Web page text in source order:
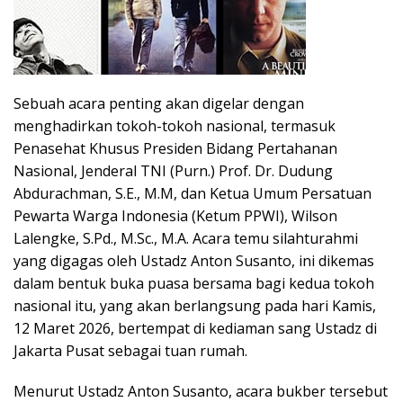
Sebuah acara penting akan digelar dengan
menghadirkan tokoh-tokoh nasional, termasuk
Penasehat Khusus Presiden Bidang Pertahanan
Nasional, Jenderal TNI (Purn.) Prof. Dr. Dudung
Abdurachman, S.E., M.M, dan Ketua Umum Persatuan
Pewarta Warga Indonesia (Ketum PPWI), Wilson
Lalengke, S.Pd., M.Sc., M.A. Acara temu silahturahmi
yang digagas oleh Ustadz Anton Susanto, ini dikemas
dalam bentuk buka puasa bersama bagi kedua tokoh
nasional itu, yang akan berlangsung pada hari Kamis,
12 Maret 2026, bertempat di kediaman sang Ustadz di
Jakarta Pusat sebagai tuan rumah.
Menurut Ustadz Anton Susanto, acara bukber tersebut